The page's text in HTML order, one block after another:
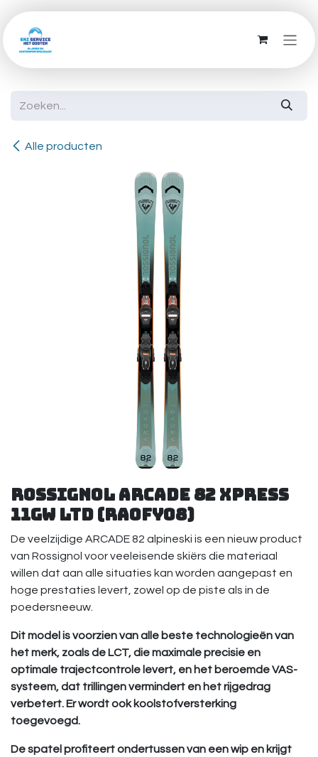
Overslaan naar inhoud
Alle producten
Rossignol Arcade 82 XPRESS
11GW LTD (RAOFY08)
De veelzijdige ARCADE 82 alpineski is een nieuw product
van Rossignol voor veeleisende skiërs die materiaal
willen dat aan alle situaties kan worden aangepast en
hoge prestaties levert, zowel op de piste als in de
poedersneeuw.
Dit model is voorzien van alle beste technologieën van
het merk, zoals de LCT, die maximale precisie en
optimale trajectcontrole levert, en het beroemde VAS-
systeem, dat trillingen vermindert en het rijgedrag
verbetert. Er wordt ook koolstofversterking
toegevoegd.
De spatel profiteert ondertussen van een wip en krijgt